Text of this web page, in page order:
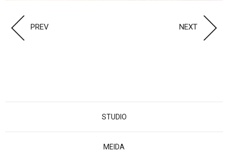
PREV NEXT
STUDIO
MEIDA